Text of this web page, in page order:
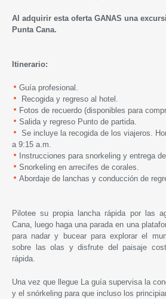
Al adquirir esta oferta GANAS una
Punta Cana.
Itinerario:
Guía profesional.
Recogida y regreso al hotel.
Fotos de recuerdo (disponibles para
Salida y regreso Punto de partida.
Se incluye la recogida de los viajeros.
a 9:15 a.m.
Instrucciones para snorkeling y entrega de
Snorkeling en arrecifes de corales.
Abordaje de lanchas y conducción de
Pilotee su propia lancha rápida por las
Cana, luego haga una parada en una
para nadar y bucear para explorar el
sobre las olas y disfrute del paisaje
rápida.
Una vez que llegue La guía supervisa la
y el snórkeling para que incluso los